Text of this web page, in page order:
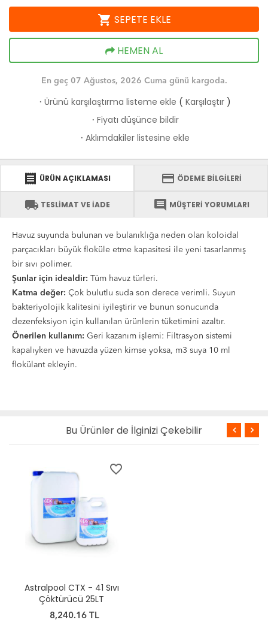
shopping_cart SEPETE EKLE
HEMEN AL
En geç 07 Ağustos, 2026 Cuma günü kargoda.
· Ürünü karşılaştırma listeme ekle ( Karşılaştır )
· Fiyatı düşünce bildir
· Aklımdakiler listesine ekle
receipt ÜRÜN AÇIKLAMASI credit_card ÖDEME BİLGİLERİ
local_shipping TESLİMAT VE İADE comment MÜŞTERİ YORUMLARI
Havuz suyunda bulunan ve bulanıklığa neden olan koloidal
parçacıkları büyük floküle etme kapasitesi ile yeni tasarlanmış
bir sıvı polimer.
Şunlar için idealdir:
Tüm havuz türleri.
Katma değer: Çok bulutlu suda son derece verimli. Suyun
bakteriyolojik kalitesini iyileştirir ve bunun sonucunda
dezenfeksiyon için kullanılan ürünlerin tüketimini azaltır.
Önerilen kullanım: Geri kazanım işlemi: Filtrasyon sistemi
kapalıyken ve havuzda yüzen kimse yoksa, m3 suya 10 ml
flokülant ekleyin.
Bu Ürünler de İlginizi Çekebilir
favorite_border
Astralpool CTX - 41 Sıvı
Çöktürücü 25LT
8,240.16 TL